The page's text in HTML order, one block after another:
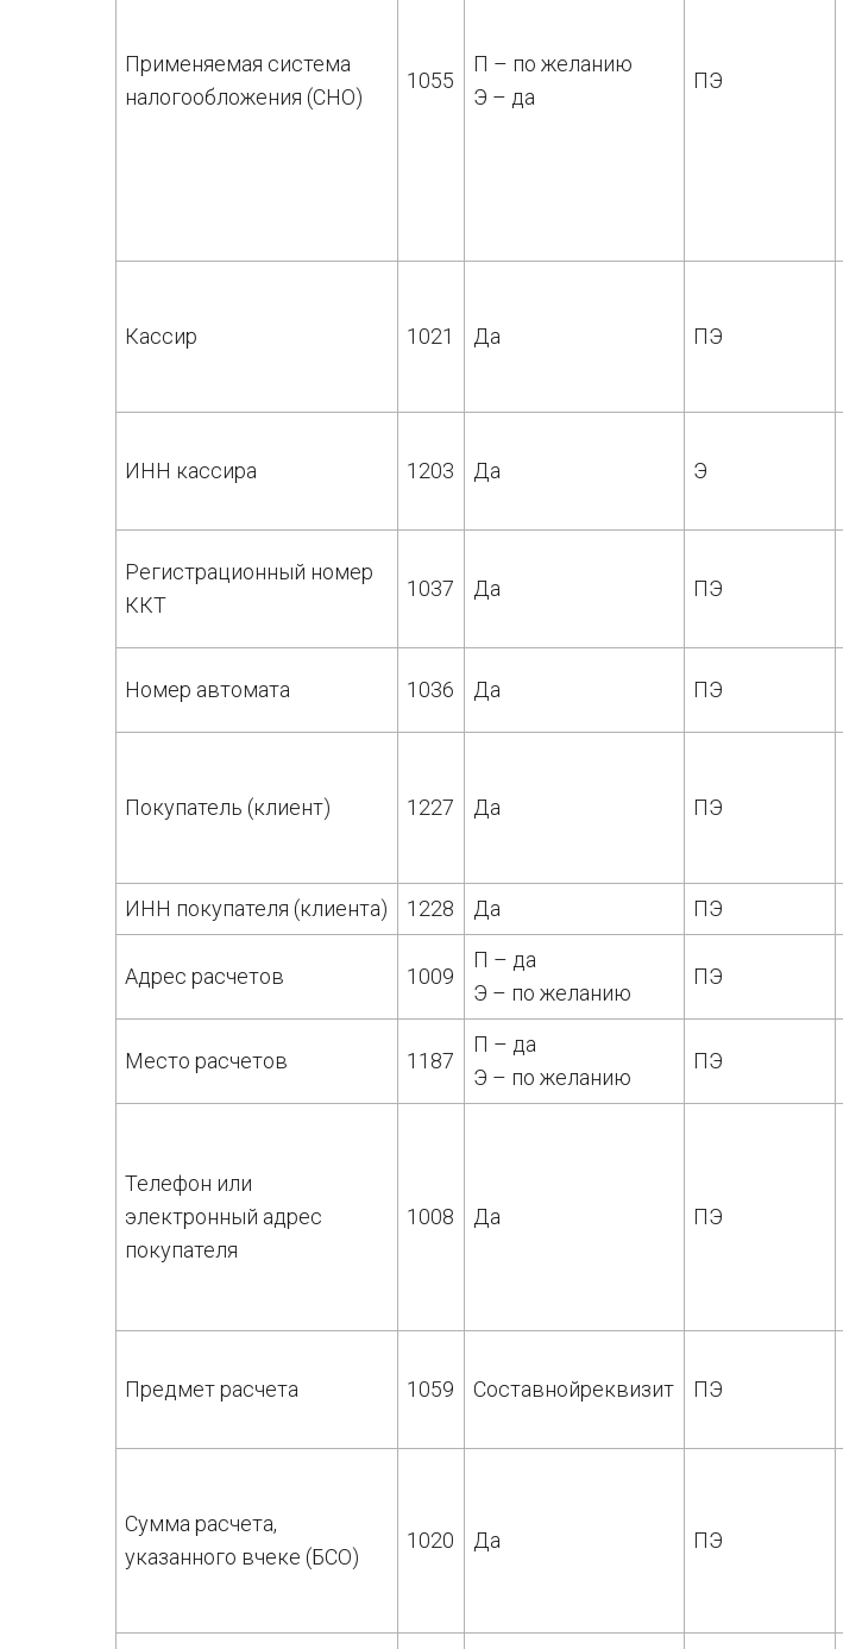
Применяемая система
налогообложения (СНО)
1055
П – по желанию
Э – да
ПЭ
Кассир 1021 Да ПЭ
ИНН кассира 1203 Да Э
Регистрационный номер
ККТ
1037 Да ПЭ
Номер автомата 1036 Да ПЭ
Покупатель (клиент) 1227 Да ПЭ
ИНН покупателя (клиента) 1228 Да ПЭ
Адрес расчетов 1009
П – да
Э – по желанию
ПЭ
Место расчетов 1187
П – да
Э – по желанию
ПЭ
Телефон или
электронный адрес
покупателя
1008 Да ПЭ
Предмет расчета 1059 Составнойреквизит ПЭ
Сумма расчета,
указанного вчеке (БСО)
1020 Да ПЭ